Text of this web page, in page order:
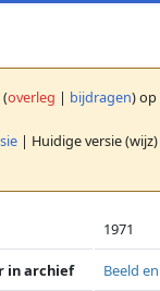
(overleg | bijdragen)op
| Huidige versie
1971
in archief Beeld